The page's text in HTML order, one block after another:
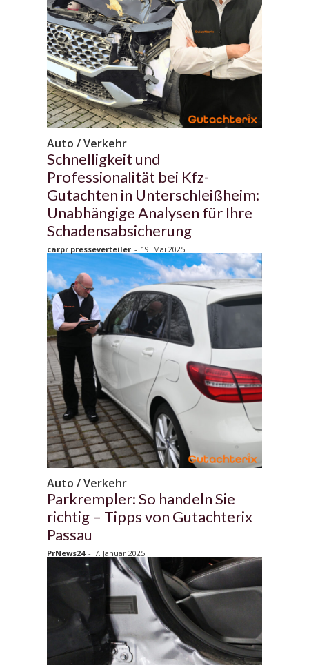
Auto / Verkehr
Schnelligkeit und
Professionalität bei Kfz-
Gutachten in Unterschleißheim:
Unabhängige Analysen für Ihre
Schadensabsicherung
carpr presseverteiler - 19. Mai 2025
Auto / Verkehr
Parkrempler: So handeln Sie
richtig – Tipps von Gutachterix
Passau
PrNews24 - 7. Januar 2025